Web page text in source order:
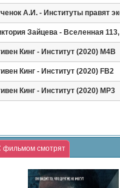
А.И. - Институты правят
Зайцева - Вселенная
Кинг - Институт (2020) M4В
Кинг - Институт (2020) FB2
Кинг - Институт (2020) MP3
фильмом смотрят